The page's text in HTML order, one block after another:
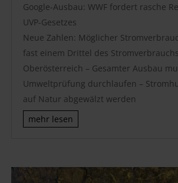
Google-Ausbau: WWF fordert rasche
UVP-Gesetzes
Neue Zahlen: Möglicher
fast einem Drittel des
Oberösterreich – Gesamter Ausbau
Umweltprüfung durchlaufen –
auf Natur abgewälzt werden
mehr lesen